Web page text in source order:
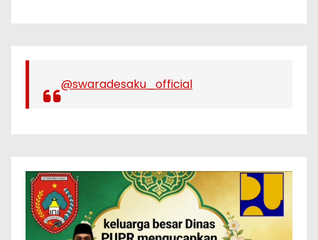
@swaradesaku_official